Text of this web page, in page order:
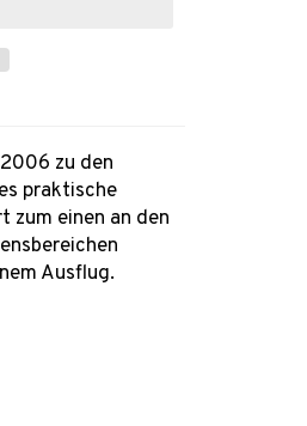
zu den
praktische
zum einen an den
Ausflug.